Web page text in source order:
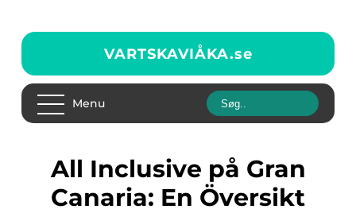
VARTSKAVIÅKA.se
Menu
All Inclusive på Gran
Canaria: En Översikt